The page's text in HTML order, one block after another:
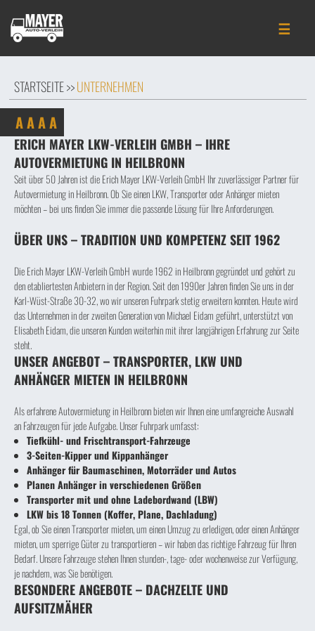
☰
AAAA
STARTSEITE >>UNTERNEHMEN
ERICH MAYER LKW-VERLEIH GMBH – IHRE
AUTOVERMIETUNG IN HEILBRONN
Seit über 50 Jahren ist die Erich Mayer LKW-Verleih GmbH Ihr zuverlässiger Partner für
Autovermietung in Heilbronn. Ob Sie einen LKW, Transporter oder Anhänger mieten
möchten – bei uns finden Sie immer die passende Lösung für Ihre Anforderungen.
ÜBER UNS – TRADITION UND KOMPETENZ SEIT 1962
Die Erich Mayer LKW-Verleih GmbH wurde 1962 in Heilbronn gegründet und gehört zu
den etabliertesten Anbietern in der Region. Seit den 1990er Jahren finden Sie uns in der
Karl-Wüst-Straße 30-32, wo wir unseren Fuhrpark stetig erweitern konnten. Heute wird
das Unternehmen in der zweiten Generation von Michael Eidam geführt, unterstützt von
Elisabeth Eidam, die unseren Kunden weiterhin mit ihrer langjährigen Erfahrung zur Seite
steht.
UNSER ANGEBOT – TRANSPORTER, LKW UND
ANHÄNGER MIETEN IN HEILBRONN
Als erfahrene Autovermietung in Heilbronn bieten wir Ihnen eine umfangreiche Auswahl
an Fahrzeugen für jede Aufgabe. Unser Fuhrpark umfasst:
Tiefkühl- und Frischtransport-Fahrzeuge
3-Seiten-Kipper und Kippanhänger
Anhänger für Baumaschinen, Motorräder und Autos
Planen Anhänger in verschiedenen Größen
Transporter mit und ohne Ladebordwand (LBW)
LKW bis 18 Tonnen (Koffer, Plane, Dachladung)
Egal, ob Sie einen Transporter mieten, um einen Umzug zu erledigen, oder einen Anhänger
mieten, um sperrige Güter zu transportieren – wir haben das richtige Fahrzeug für Ihren
Bedarf. Unsere Fahrzeuge stehen Ihnen stunden-, tage- oder wochenweise zur Verfügung,
je nachdem, was Sie benötigen.
BESONDERE ANGEBOTE – DACHZELTE UND
AUFSITZMÄHER